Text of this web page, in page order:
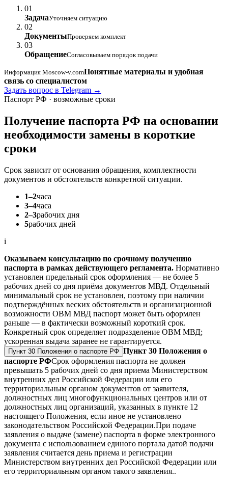
01
ЗадачаУточняем ситуацию
02
ДокументыПроверяем комплект
03
ОбращениеСогласовываем порядок подачи
Информация Moscow-v.comПонятные материалы и удобная
связь со специалистом
Задать вопрос в Telegram →
Паспорт РФ · возможные сроки
Получение паспорта РФ на основании
необходимости замены в короткие
сроки
Срок зависит от основания обращения, комплектности
документов и обстоятельств конкретной ситуации.
1–2часа
3–4часа
2–3рабочих дня
5рабочих дней
i
Оказываем консультацию по срочному получению
паспорта в рамках действующего регламента. Нормативно
установлен предельный срок оформления — не более 5
рабочих дней со дня приёма документов МВД. Отдельный
минимальный срок не установлен, поэтому при наличии
подтверждённых веских обстоятельств и организационной
возможности ОВМ МВД паспорт может быть оформлен
раньше — в фактически возможный короткий срок.
Конкретный срок определяет подразделение ОВМ МВД;
ускоренная выдача заранее не гарантируется.
Пункт 30 Положения о паспорте РФ Пункт 30 Положения о
паспорте РФСрок оформления паспорта не должен
превышать 5 рабочих дней со дня приема Министерством
внутренних дел Российской Федерации или его
территориальным органом документов от заявителя,
должностных лиц многофункциональных центров или от
должностных лиц организаций, указанных в пункте 12
настоящего Положения, если иное не установлено
законодательством Российской Федерации.При подаче
заявления о выдаче (замене) паспорта в форме электронного
документа с использованием единого портала датой подачи
заявления считается день приема и регистрации
Министерством внутренних дел Российской Федерации или
его территориальным органом такого заявления..